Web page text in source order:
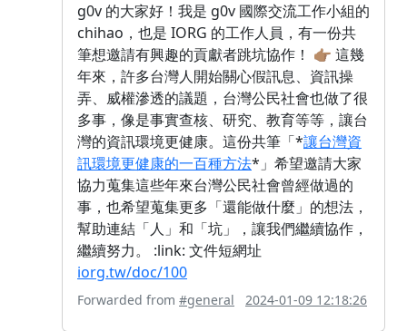
g0v 的大家好！我是 g0v 國際交流工作小組的
chihao，也是 IORG 的工作人員，有一份共
筆想邀請有興趣的貢獻者跳坑協作！ 👉🏽 這幾
年來，許多台灣人開始關心假訊息、資訊操
弄、威權滲透的議題，台灣公民社會也做了很
多事，像是事實查核、研究、教育等等，讓台
灣的資訊環境更健康。這份共筆「*讓台灣資
訊環境更健康的一百種方法*」希望邀請大家
協力蒐集這些年來台灣公民社會曾經做過的
事，也希望蒐集更多「還能做什麼」的想法，
幫助連結「人」和「坑」，讓我們繼續協作，
繼續努力。 :link: 文件短網址
iorg.tw/doc/100
Forwarded from #general 2024-01-09 12:18:26